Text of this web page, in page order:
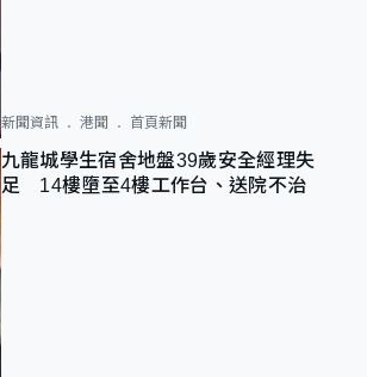
新聞資訊 港聞 首頁新聞
九龍城學生宿舍地盤39歲安全經理失
足 14樓墮至4樓工作台、送院不治